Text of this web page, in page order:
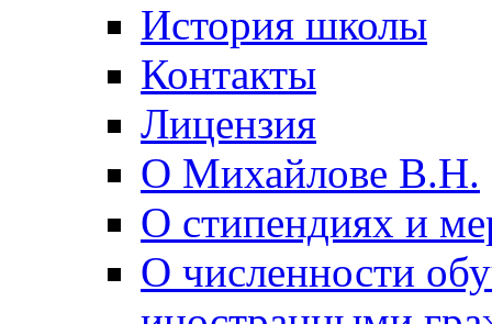
История школы
Контакты
Лицензия
О Михайлове В.Н.
О стипендиях и
О численности